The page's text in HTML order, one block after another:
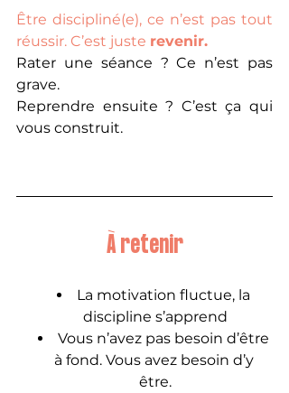
Être discipliné(e), ce n’est pas tout
réussir. C’est juste revenir.
Rater une séance ? Ce n’est pas
grave.
Reprendre ensuite ? C’est ça qui
vous construit.
À retenir
La motivation fluctue, la
discipline s’apprend
Vous n’avez pas besoin d’être
à fond. Vous avez besoin d’y
être.